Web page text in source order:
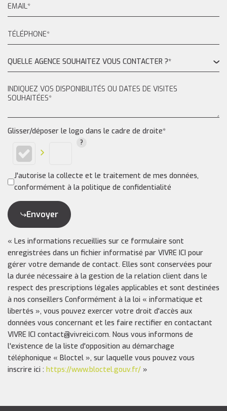
QUELLE AGENCE SOUHAITEZ VOUS CONTACTER ?*
Glisser/déposer le logo dans le cadre de droite*
J'autorise la collecte et le traitement de mes données,
conformément à la politique de confidentialité
Envoyer
« Les informations recueillies sur ce formulaire sont
enregistrées dans un fichier informatisé par VIVRE ICI pour
gérer votre demande de contact. Elles sont conservées pour
la durée nécessaire à la gestion de la relation client dans le
respect des prescriptions légales applicables et sont destinées
à nos conseillers Conformément à la loi « informatique et
libertés », vous pouvez exercer votre droit d'accès aux
données vous concernant et les faire rectifier en contactant
VIVRE ICI contact@vivreici.com. Nous vous informons de
l'existence de la liste d'opposition au démarchage
téléphonique « Bloctel », sur laquelle vous pouvez vous
inscrire ici : https://www.bloctel.gouv.fr/ »